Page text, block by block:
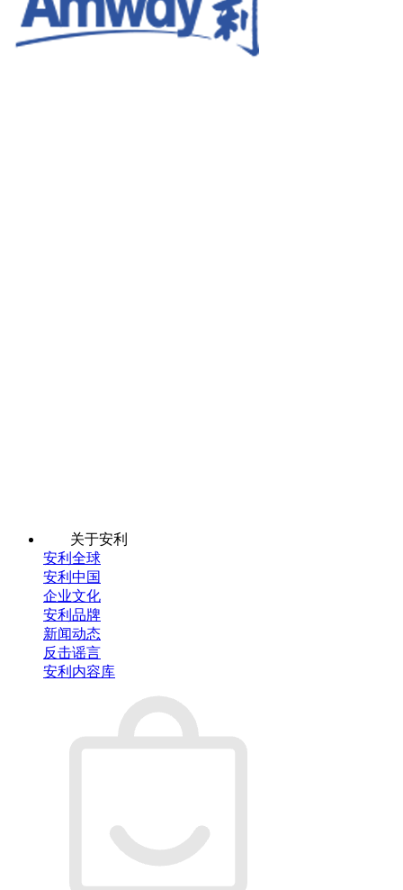
关于安利
安利全球
安利中国
企业文化
安利品牌
新闻动态
反击谣言
安利内容库